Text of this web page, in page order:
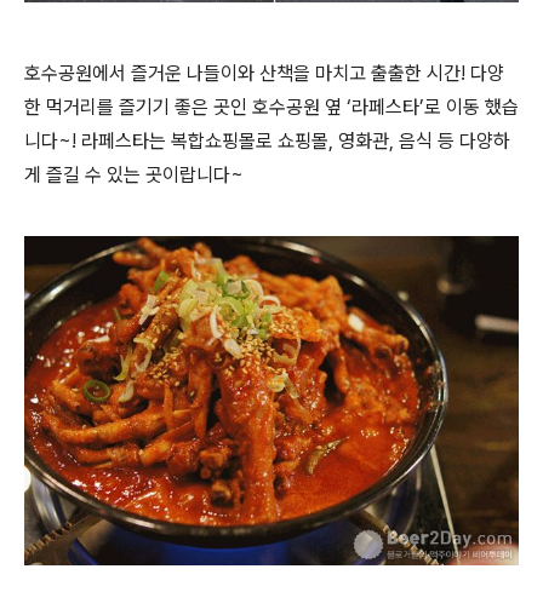
호수공원에서 즐거운 나들이와 산책을 마치고 출출한 시간! 다양
한 먹거리를 즐기기 좋은 곳인 호수공원 옆 ‘라페스타’로 이동 했습
니다~! 라페스타는 복합쇼핑몰로 쇼핑몰, 영화관, 음식 등 다양하
게 즐길 수 있는 곳이랍니다~